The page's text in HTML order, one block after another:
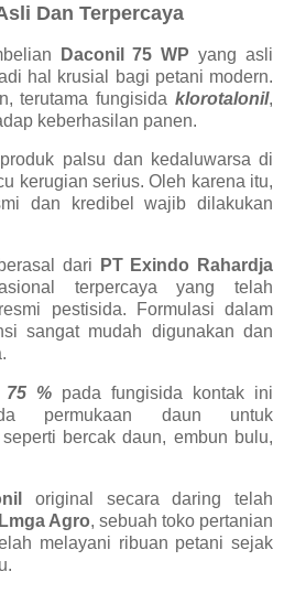
Dan Terpercaya
Daconil 75 WP yang asli
hal krusial bagi petani modern.
terutama fungisida klorotalonil,
keberhasilan panen.
palsu dan kedaluwarsa di
kerugian serius. Oleh karena itu,
dan kredibel wajib dilakukan
dari
PT Exindo Rahardja
terpercaya yang telah
pestisida. Formulasi dalam
sangat mudah digunakan dan
75 % pada fungisida kontak ini
permukaan daun untuk
bercak daun, embun bulu,
original secara daring telah
Lmga Agro, sebuah toko pertanian
melayani ribuan petani sejak